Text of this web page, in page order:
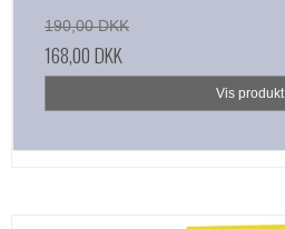
190,00 DKK
168,00 DKK
Vis produkt